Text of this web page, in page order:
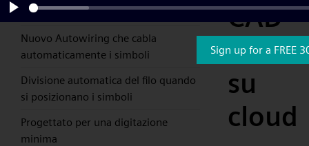
trascinamento della selezione
Nuovo Autowiring che cabla
automaticamente i simboli
Divisione automatica del filo quando
si posizionano i simboli
Progettato per una digitazione
minima
CAD
su
cloud
Play
Sign up for a FREE